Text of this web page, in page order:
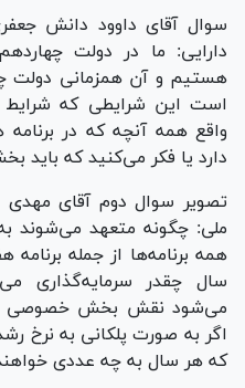
سوال آقای داوود دانش
دارایی: ما در دولت
است این شرایطی که
واقع همه آنچه که در
دارد یا فکر می‌کنید که باید
تصویر سوال دوم آقای
همه برنامه‌ها از جمله
سال چقدر سرمایه‌گذاری
می‌شود نقش بخش خصوصی
که هر سال به چه عددی